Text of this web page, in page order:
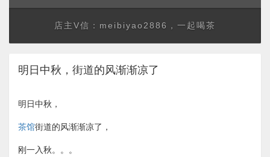
店主V信：meibiyao2886，一起喝茶
明日中秋，街道的风渐渐凉了
明日中秋，
茶馆街道的风渐渐凉了，
刚一入秋。。。